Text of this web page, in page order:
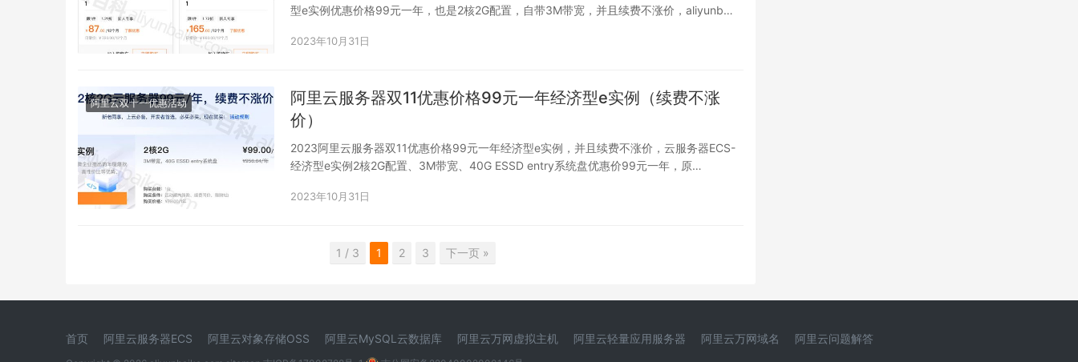
型e实例优惠价格99元一年，也是2核2G配置，自带3M带宽，并且续费不涨价，aliyunb…
2023年10月31日
阿里云双十一优惠活动
阿里云服务器双11优惠价格99元一年经济型e实例（续费不涨
价）
2023阿里云服务器双11优惠价格99元一年经济型e实例，并且续费不涨价，云服务器ECS-
经济型e实例2核2G配置、3M带宽、40G ESSD entry系统盘优惠价99元一年，原…
2023年10月31日
1 / 3 1 2 3 下一页 »
首页 阿里云服务器ECS 阿里云对象存储OSS 阿里云MySQL云数据库 阿里云万网虚拟主机 阿里云轻量应用服务器 阿里云万网域名 阿里云问题解答